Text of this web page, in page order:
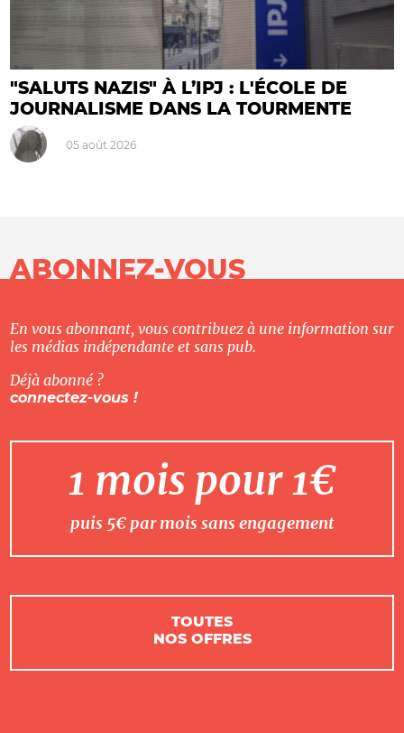
"SALUTS NAZIS" À L’IPJ : L'ÉCOLE DE
JOURNALISME DANS LA TOURMENTE
05 août 2026
ABONNEZ-VOUS
En vous abonnant, vous contribuez à une information sur
les médias indépendante et sans pub.
Déjà abonné ?
connectez-vous !
1 mois pour 1€
puis 5€ par mois sans engagement
TOUTES
NOS OFFRES